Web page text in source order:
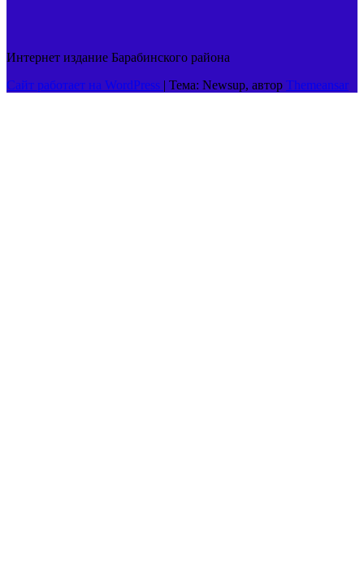
Интернет издание Барабинского района
Сайт работает на WordPress | Тема: Newsup, автор Themeansar